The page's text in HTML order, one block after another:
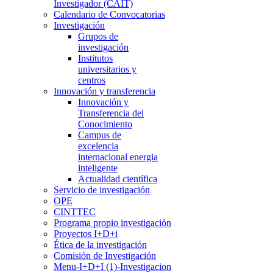
Investigador (CAIT)
Calendario de Convocatorias
Investigación
Grupos de
investigación
Institutos
universitarios y
centros
Innovación y transferencia
Innovación y
Transferencia del
Conocimiento
Campus de
excelencia
internacional energia
inteligente
Actualidad científica
Servicio de investigación
OPE
CINTTEC
Programa propio investigación
Proyectos I+D+i
Ética de la investigación
Comisión de Investigación
Menu-I+D+I (1)-Investigacion